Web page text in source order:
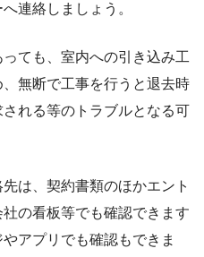
連絡しましょう。
ても、室内への引き込み工
無断で工事を行うと退去時
れる等のトラブルとなる可
は、契約書類のほかエント
の看板等でも確認できます
アプリでも確認もできま